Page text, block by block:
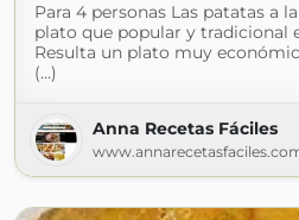
Para 4 personas Las patatas a
plato que popular y tradicional
Resulta un plato muy
(...)
Anna Recetas Fáciles